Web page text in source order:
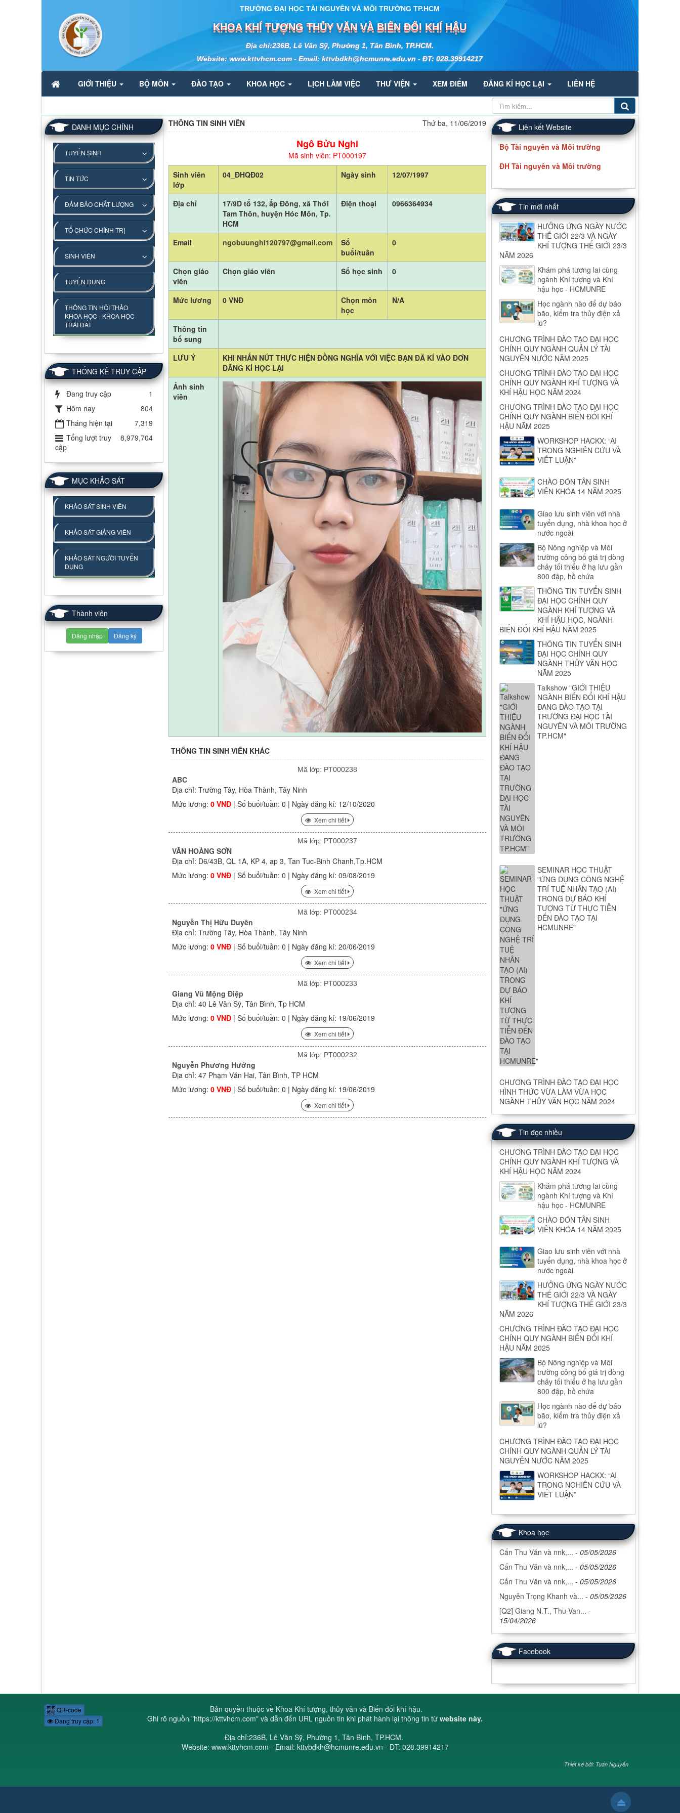
TRƯỜNG ĐẠI HỌC TÀI NGUYÊN VÀ MÔI TRƯỜNG TP.HCM
KHOA KHÍ TƯỢNG THỦY VĂN VÀ BIẾN ĐỔI KHÍ HẬU
Địa chỉ:236B, Lê Văn Sỹ, Phường 1, Tân Bình, TP.HCM.
Website: www.kttvhcm.com - Email: kttvbdkh@hcmunre.edu.vn - ĐT: 028.39914217
GIỚI THIỆU BỘ MÔN ĐÀO TẠO KHOA HỌC LỊCH LÀM VIỆC THƯ VIỆN XEM ĐIỂM ĐĂNG KÍ HỌC LẠI LIÊN HỆ
THÔNG TIN SINH VIÊN Thứ ba, 11/06/2019
Ngô Bửu Nghi
Mã sinh viên: PT000197
Sinh viên
lớp
04_ĐHQĐ02 Ngày sinh 12/07/1997
Địa chỉ
17/9D tổ 132, ấp Đông, xã Thới
Tam Thôn, huyện Hóc Môn, Tp.
HCM
Điện thoại 0966364934
Email ngobuunghi120797@gmail.com
Số
buổi/tuần
0
Chọn giáo
viên
Chọn giáo viên Số học sinh 0
Mức lương 0 VNĐ
Chọn môn
học
N/A
Thông tin
bổ sung
LƯU Ý
KHI NHẤN NÚT THỰC HIỆN ĐỒNG NGHĨA VỚI VIỆC BẠN ĐÃ KÍ VÀO ĐƠN
ĐĂNG KÍ HỌC LẠI
Ảnh sinh
viên
THÔNG TIN SINH VIÊN KHÁC
Mã lớp: PT000238
ABC
Địa chỉ: Trường Tây, Hòa Thành, Tây Ninh
Mức lương:0 VNĐ | Số buổi/tuần: 0 | Ngày đăng kí: 12/10/2020
Xem chi tiết
Mã lớp: PT000237
VĂN HOÀNG SƠN
Địa chỉ: D6/43B, QL 1A, KP 4, ap 3, Tan Tuc-Binh Chanh,Tp.HCM
Mức lương:0 VNĐ | Số buổi/tuần: 0 | Ngày đăng kí: 09/08/2019
Xem chi tiết
Mã lớp: PT000234
Nguyễn Thị Hữu Duyên
Địa chỉ: Trường Tây, Hòa Thành, Tây Ninh
Mức lương:0 VNĐ | Số buổi/tuần: 0 | Ngày đăng kí: 20/06/2019
Xem chi tiết
Mã lớp: PT000233
Giang Vũ Mộng Điệp
Địa chỉ: 40 Lê Văn Sỹ, Tân Bình, Tp HCM
Mức lương:0 VNĐ | Số buổi/tuần: 0 | Ngày đăng kí: 19/06/2019
Xem chi tiết
Mã lớp: PT000232
Nguyễn Phương Hướng
Địa chỉ: 47 Phạm Văn Hai, Tân Bình, TP HCM
Mức lương:0 VNĐ | Số buổi/tuần: 0 | Ngày đăng kí: 19/06/2019
Xem chi tiết
Liên kết Website
Bộ Tài nguyên và Môi trường
ĐH Tài nguyên và Môi trường
Tin mới nhất
HƯỞNG ỨNG NGÀY NƯỚC
THẾ GIỚI 22/3 VÀ NGÀY
KHÍ TƯỢNG THẾ GIỚI 23/3
NĂM 2026
Khám phá tương lai cùng
ngành Khí tượng và Khí
hậu học - HCMUNRE
Học ngành nào để dự báo
bão, kiểm tra thủy điện xả
lũ?
CHƯƠNG TRÌNH ĐÀO TẠO ĐẠI HỌC
CHÍNH QUY NGÀNH QUẢN LÝ TÀI
NGUYÊN NƯỚC NĂM 2025
CHƯƠNG TRÌNH ĐÀO TẠO ĐẠI HỌC
CHÍNH QUY NGÀNH KHÍ TƯỢNG VÀ
KHÍ HẬU HỌC NĂM 2024
CHƯƠNG TRÌNH ĐÀO TẠO ĐẠI HỌC
CHÍNH QUY NGÀNH BIẾN ĐỔI KHÍ
HẬU NĂM 2025
WORKSHOP HACKX: “AI
TRONG NGHIÊN CỨU VÀ
VIẾT LUẬN”
CHÀO ĐÓN TÂN SINH
VIÊN KHÓA 14 NĂM 2025
Giao lưu sinh viên với nhà
tuyển dụng, nhà khoa học ở
nước ngoài
Bộ Nông nghiệp và Môi
trường công bố giá trị dòng
chảy tối thiểu ở hạ lưu gần
800 đập, hồ chứa
THÔNG TIN TUYỂN SINH
ĐẠI HỌC CHÍNH QUY
NGÀNH KHÍ TƯỢNG VÀ
KHÍ HẬU HỌC, NGÀNH
BIẾN ĐỔI KHÍ HẬU NĂM 2025
THÔNG TIN TUYỂN SINH
ĐẠI HỌC CHÍNH QUY
NGÀNH THỦY VĂN HỌC
NĂM 2025
Talkshow "GIỚI THIỆU
NGÀNH BIẾN ĐỔI KHÍ HẬU
ĐANG ĐÀO TẠO TẠI
TRƯỜNG ĐẠI HỌC TÀI
NGUYÊN VÀ MÔI TRƯỜNG
TP.HCM"
SEMINAR HỌC THUẬT
"ỨNG DỤNG CÔNG NGHỆ
TRÍ TUỆ NHÂN TẠO (AI)
TRONG DỰ BÁO KHÍ
TƯỢNG TỪ THỰC TIỄN
ĐẾN ĐÀO TẠO TẠI
HCMUNRE"
CHƯƠNG TRÌNH ĐÀO TẠO ĐẠI HỌC
HÌNH THỨC VỪA LÀM VỪA HỌC
NGÀNH THỦY VĂN HỌC NĂM 2024
Tin đọc nhiều
CHƯƠNG TRÌNH ĐÀO TẠO ĐẠI HỌC
CHÍNH QUY NGÀNH KHÍ TƯỢNG VÀ
KHÍ HẬU HỌC NĂM 2024
Khám phá tương lai cùng
ngành Khí tượng và Khí
hậu học - HCMUNRE
CHÀO ĐÓN TÂN SINH
VIÊN KHÓA 14 NĂM 2025
Giao lưu sinh viên với nhà
tuyển dụng, nhà khoa học ở
nước ngoài
HƯỞNG ỨNG NGÀY NƯỚC
THẾ GIỚI 22/3 VÀ NGÀY
KHÍ TƯỢNG THẾ GIỚI 23/3
NĂM 2026
CHƯƠNG TRÌNH ĐÀO TẠO ĐẠI HỌC
CHÍNH QUY NGÀNH BIẾN ĐỔI KHÍ
HẬU NĂM 2025
Bộ Nông nghiệp và Môi
trường công bố giá trị dòng
chảy tối thiểu ở hạ lưu gần
800 đập, hồ chứa
Học ngành nào để dự báo
bão, kiểm tra thủy điện xả
lũ?
CHƯƠNG TRÌNH ĐÀO TẠO ĐẠI HỌC
CHÍNH QUY NGÀNH QUẢN LÝ TÀI
NGUYÊN NƯỚC NĂM 2025
WORKSHOP HACKX: “AI
TRONG NGHIÊN CỨU VÀ
VIẾT LUẬN”
Khoa học
Cấn Thu Văn và nnk,... -05/05/2026
Cấn Thu Văn và nnk,... -05/05/2026
Cấn Thu Văn và nnk,... -05/05/2026
Nguyễn Trọng Khanh và... -05/05/2026
[Q2] Giang N.T., Thu-Van... -
15/04/2026
Facebook
DANH MỤC CHÍNH
TUYỂN SINH
TIN TỨC
ĐẢM BẢO CHẤT LƯỢNG
TỔ CHỨC CHÍNH TRỊ
SINH VIÊN
TUYỂN DỤNG
THÔNG TIN HỘI THẢO
KHOA HỌC - KHOA HỌC
TRÁI ĐẤT
THỐNG KÊ TRUY CẬP
Đang truy cập
1
Hôm nay
804
Tháng hiện tại
7,319
Tổng lượt truy
cập
8,979,704
MỤC KHẢO SÁT
KHẢO SÁT SINH VIÊN
KHẢO SÁT GIẢNG VIÊN
KHẢO SÁT NGƯỜI TUYỂN
DỤNG
Thành viên
Đăng nhập Đăng ký
QR-code
Đang truy cập: 1
Bản quyền thuộc về Khoa Khí tượng, thủy văn và Biến đổi khí hậu.
Ghi rõ nguồn "https://kttvhcm.com" và dẫn đến URL nguồn tin khi phát hành lại thông tin từwebsite này.
Địa chỉ:236B, Lê Văn Sỹ, Phường 1, Tân Bình, TP.HCM.
Website: www.kttvhcm.com - Email: kttvbdkh@hcmunre.edu.vn - ĐT: 028.39914217
Thiết kế bởi: Tuấn Nguyễn